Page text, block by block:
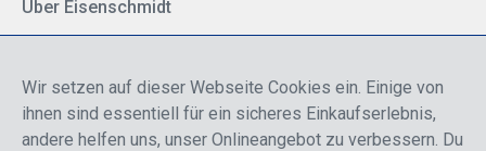
Über Eisenschmidt
Breite Palette von Luftfahrtprodukten
Fokus auf Pilotenausbildung
Wir setzen auf dieser Webseite Cookies ein. Einige von
ihnen sind essentiell für ein sicheres Einkaufserlebnis,
andere helfen uns, unser Onlineangebot zu verbessern. Du